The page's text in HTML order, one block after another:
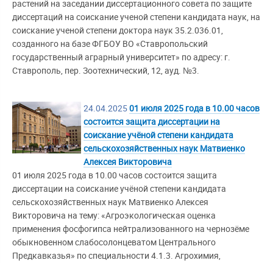
растений на заседании диссертационного совета по защите
диссертаций на соискание ученой степени кандидата наук, на
соискание ученой степени доктора наук 35.2.036.01,
созданного на базе ФГБОУ ВО «Ставропольский
государственный аграрный университет» по адресу: г.
Ставрополь, пер. Зоотехнический, 12, ауд. №3.
24.04.202501 июля 2025 года в 10.00 часов
состоится защита диссертации на
соискание учёной степени кандидата
сельскохозяйственных наук Матвиенко
Алексея Викторовича
01 июля 2025 года в 10.00 часов состоится защита
диссертации на соискание учёной степени кандидата
сельскохозяйственных наук Матвиенко Алексея
Викторовича на тему: «Агроэкологическая оценка
применения фосфогипса нейтрализованного на чернозёме
обыкновенном слабосолонцеватом Центрального
Предкавказья» по специальности 4.1.3. Агрохимия,